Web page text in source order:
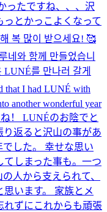
ったですね、、、沢
っとかっこよくなって
복 많이 받으세요! 🥰
네와 함께 만들었습니
를 만나러 갈게
that I had LUNÉ with
another wonderful year
！ LUNÉのお陰でと
返ると沢山の事があ
した。 幸せな思い
しまった事も。一つ
人から支えられて、
います。 家族とメ
れずにこれからも頑張